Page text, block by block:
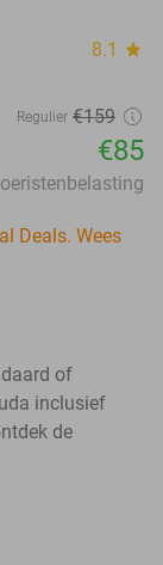
8.1 star
Regulier €159
€85
Deals. Wees
of
inclusief
de